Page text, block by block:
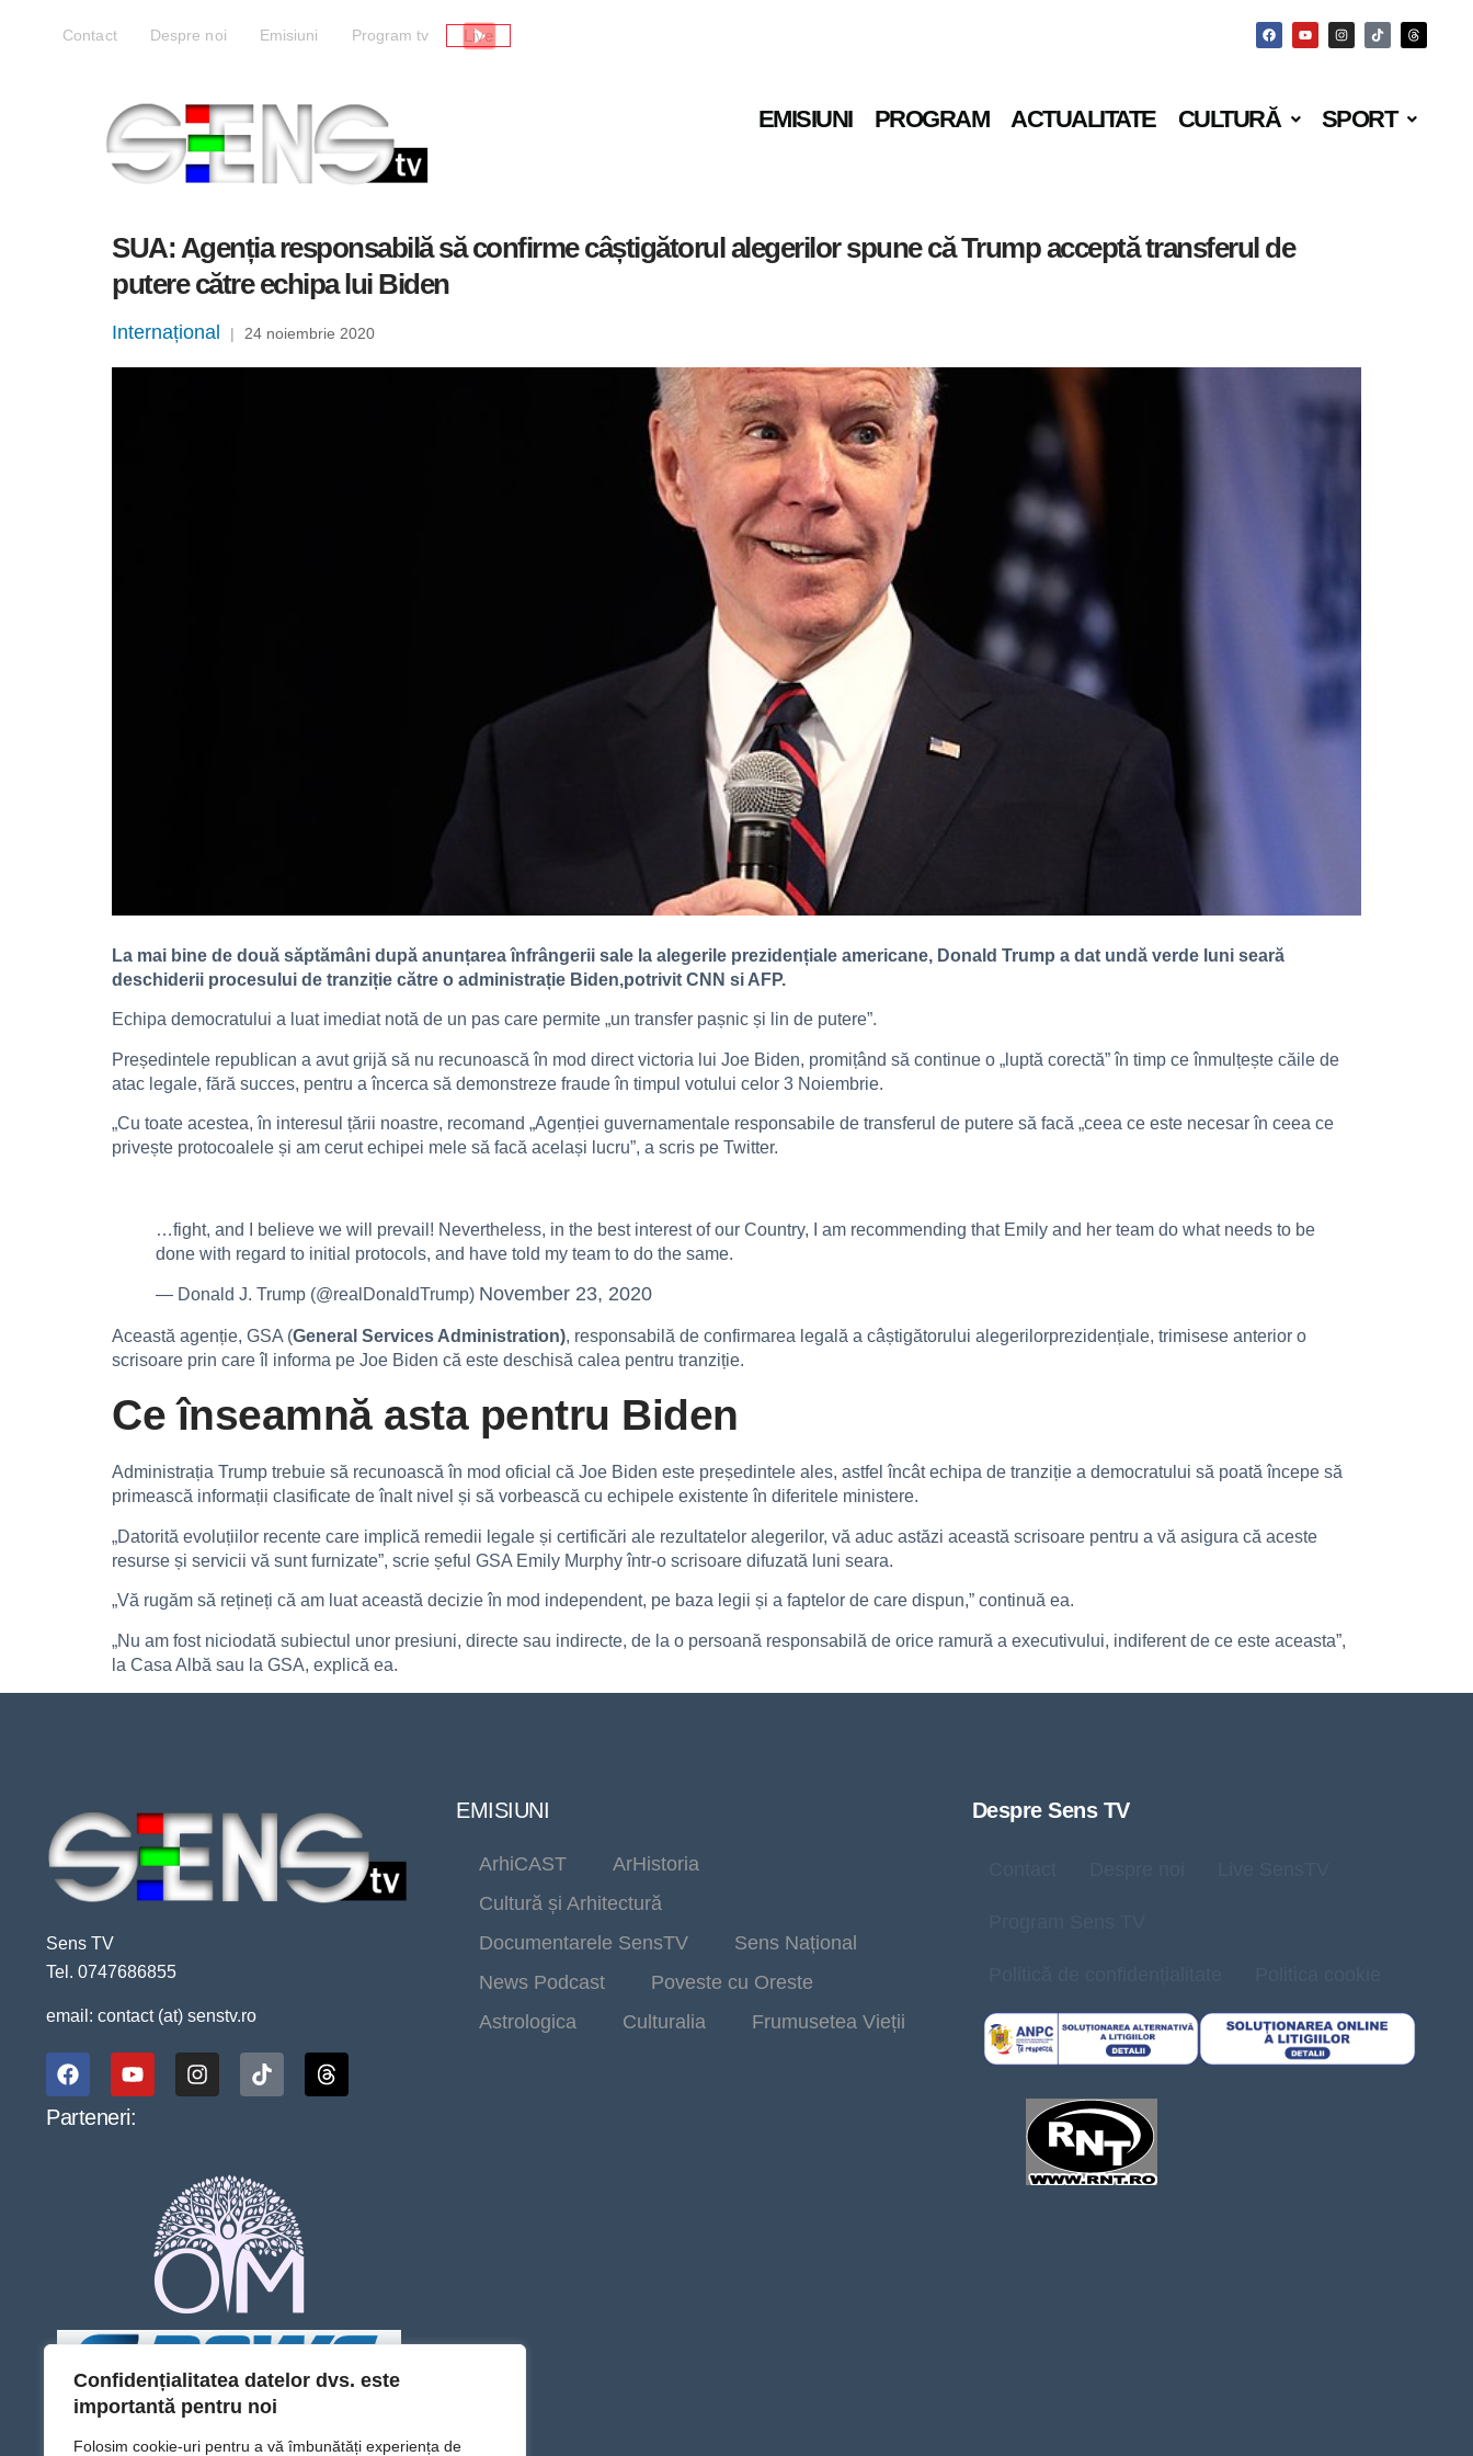
Confidențialitatea datelor dvs. este
importantă pentru noi
Folosim cookie-uri pentru a vă îmbunătăți experiența de
Contact Despre noi Emisiuni Program tv Live
EMISIUNI PROGRAM ACTUALITATE CULTURĂ SPORT
SUA: Agenția responsabilă să confirme câștigătorul alegerilor spune că Trump acceptă transferul de
putere către echipa lui Biden
Internațional | 24 noiembrie 2020
La mai bine de două săptămâni după anunțarea înfrângerii sale la alegerile prezidențiale americane, Donald Trump a dat undă verde luni seară
deschiderii procesului de tranziție către o administrație Biden,potrivit CNN si AFP.
Echipa democratului a luat imediat notă de un pas care permite „un transfer pașnic și lin de putere”.
Președintele republican a avut grijă să nu recunoască în mod direct victoria lui Joe Biden, promițând să continue o „luptă corectă” în timp ce înmulțește căile de
atac legale, fără succes, pentru a încerca să demonstreze fraude în timpul votului celor 3 Noiembrie.
„Cu toate acestea, în interesul țării noastre, recomand „Agenției guvernamentale responsabile de transferul de putere să facă „ceea ce este necesar în ceea ce
privește protocoalele și am cerut echipei mele să facă același lucru”, a scris pe Twitter.
…fight, and I believe we will prevail! Nevertheless, in the best interest of our Country, I am recommending that Emily and her team do what needs to be
done with regard to initial protocols, and have told my team to do the same.
— Donald J. Trump (@realDonaldTrump) November 23, 2020
Această agenție, GSA (General Services Administration), responsabilă de confirmarea legală a câștigătorului alegerilorprezidențiale, trimisese anterior o
scrisoare prin care îl informa pe Joe Biden că este deschisă calea pentru tranziție.
Ce înseamnă asta pentru Biden
Administrația Trump trebuie să recunoască în mod oficial că Joe Biden este președintele ales, astfel încât echipa de tranziție a democratului să poată începe să
primească informații clasificate de înalt nivel și să vorbească cu echipele existente în diferitele ministere.
„Datorită evoluțiilor recente care implică remedii legale și certificări ale rezultatelor alegerilor, vă aduc astăzi această scrisoare pentru a vă asigura că aceste
resurse și servicii vă sunt furnizate”, scrie șeful GSA Emily Murphy într-o scrisoare difuzată luni seara.
„Vă rugăm să rețineți că am luat această decizie în mod independent, pe baza legii și a faptelor de care dispun,” continuă ea.
„Nu am fost niciodată subiectul unor presiuni, directe sau indirecte, de la o persoană responsabilă de orice ramură a executivului, indiferent de ce este aceasta”,
la Casa Albă sau la GSA, explică ea.
Sens TV
Tel. 0747686855
email: contact (at) senstv.ro
Parteneri:
EMISIUNI
ArhiCAST
ArHistoria
Cultură și Arhitectură
Documentarele SensTV
Sens Național
News Podcast
Poveste cu Oreste
Astrologica
Culturalia Frumusetea Vieții
Despre Sens TV